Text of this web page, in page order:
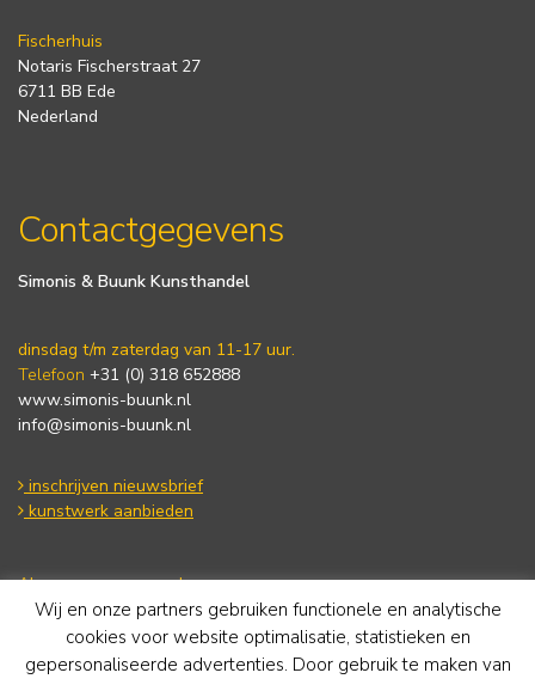
Fischerhuis
Notaris Fischerstraat 27
6711 BB Ede
Nederland
Contactgegevens
Simonis & Buunk Kunsthandel
dinsdag t/m zaterdag van 11-17 uur.
Telefoon +31 (0) 318 652888
www.simonis-buunk.nl
info@simonis-buunk.nl
inschrijven nieuwsbrief
kunstwerk aanbieden
Algemene voorwaarden
Privacy statement
Cookie Policy
Disclaimer
Wij en onze partners gebruiken functionele en analytische
cookies voor website optimalisatie, statistieken en
gepersonaliseerde advertenties. Door gebruik te maken van